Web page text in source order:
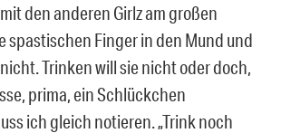
den anderen Girlz am großen
spastischen Finger in den Mund und
Trinken will sie nicht oder doch,
prima, ein Schlückchen
ich gleich notieren. „Trink noch